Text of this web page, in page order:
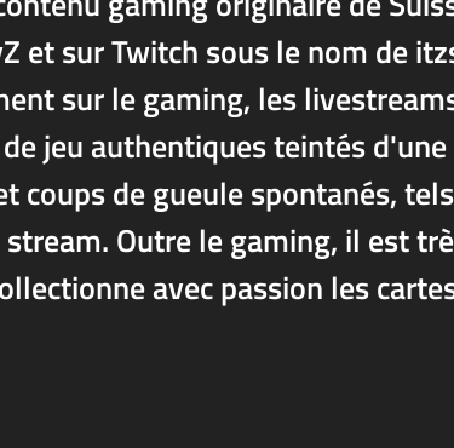
et sur Twitch sous le nom de
sur le gaming, les
jeu authentiques teintés
coups de gueule spontanés,
Outre le gaming, il est
avec passion les